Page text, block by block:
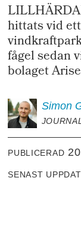
hittats vid
fågel sedan
bolaget
Simon
PUBLICERAD
SENAST